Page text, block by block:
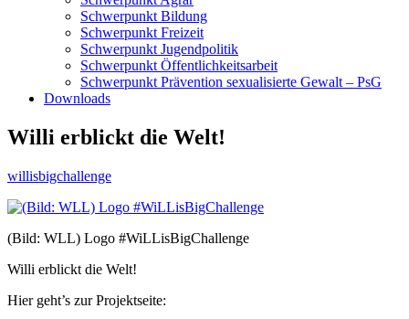
Schwerpunkt Bildung
Schwerpunkt Freizeit
Schwerpunkt Jugendpolitik
Schwerpunkt Öffentlichkeitsarbeit
Schwerpunkt Prävention sexualisierte Gewalt – PsG
Downloads
Willi erblickt die Welt!
willisbigchallenge
(Bild: WLL) Logo #WiLLisBigChallenge
Willi erblickt die Welt!
Hier geht’s zur Projektseite: